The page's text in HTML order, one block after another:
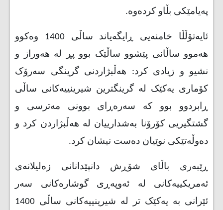
پەیامێکی بڵاو کردەوە.
ئایەتۆڵڵا خامنەیی ڕایگەیاند ساڵی 1400 وەکوو
هەموو ساڵانی پێشوو ساڵێک بوو پڕ لە هەوراز و
نشیو و زیادی کرد: هەڵبژاردنی گرینگی سەرۆک
کۆماری یەکێک لە گرینگترین شیرینییەکانی ساڵی
ڕابردوو بوو کە سەرەڕای بوونی مەترسی و
گشتگیریی کۆرۆنا بەشدارییان لە هەڵبژاردن کرد و
دەوڵەتێکی نوێیان دەست نیشان کرد.
ڕێبەری باڵای شۆڕش دانپێدانانی زەلیلانەی
ئەمریکییەکانی لە ئەوپەڕی گوشارەکانی سەر
ئێرانی بە یەکێک تر لە شیرینییەکانی ساڵی 1400